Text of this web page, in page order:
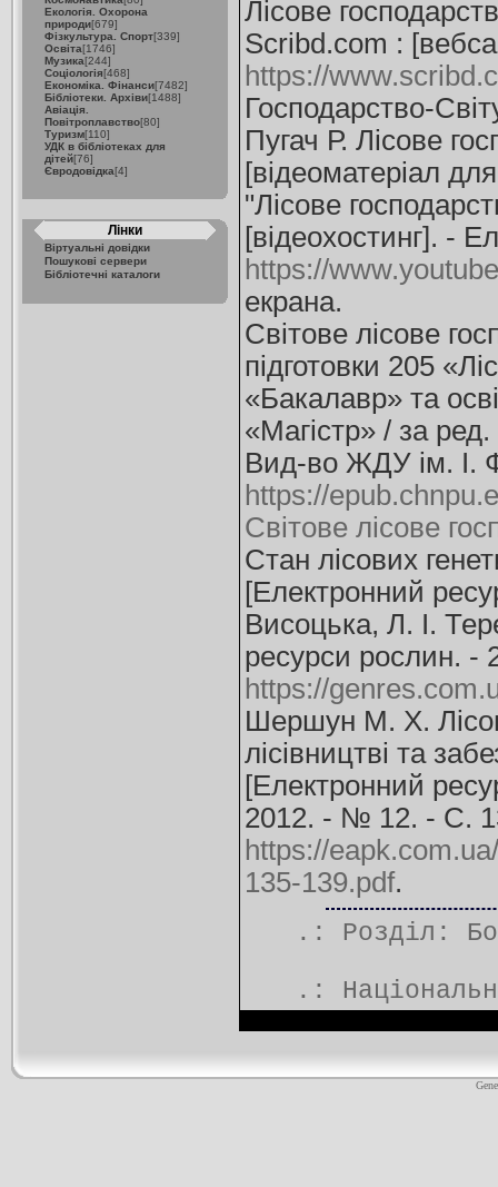
Екологія. Охорона
природи[679]
Фізкультура. Спорт[339]
Освіта[1746]
Музика[244]
Соціологія[468]
Економіка. Фінанси[7482]
Бібліотеки. Архіви[1488]
Авіація.
Повітроплавство[80]
Туризм[110]
УДК в бібліотеках для
дітей[76]
Євродовідка[4]
Лінки
Віртуальні довідки
Пошукові сервери
Бібліотечні каталоги
Лісове
Scribd.com :
https://
Господарство-
Пугач Р. Лісове
[відеоматеріал
"Лісове
[відеохостинг]. -
https://
екрана.
Світове лісове
підготовки 205
«Бакалавр» та
«Магістр» / за
Вид-во ЖДУ ім. І.
https://
Світове лісове
Стан лісових
[Електронний
Висоцька, Л. І.
ресурси рослин.
https://
Шершун М. Х.
лісівництві та
[Електронний
2012. - № 12. - С.
https://
135-139.pdf.
.: Розділ:
.: